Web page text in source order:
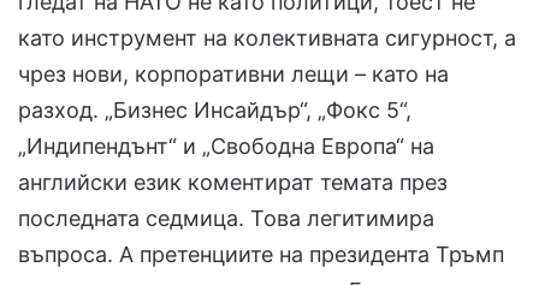
като инструмент на колективната сигурност, а
чрез нови, корпоративни лещи – като на
разход. „Бизнес Инсайдър“, „Фокс 5“,
„Индипендънт“ и „Свободна Европа“ на
английски език коментират темата през
последната седмица. Това легитимира
въпроса. А претенциите на президента Тръмп